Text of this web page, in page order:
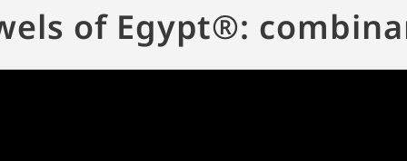
of Egypt®: